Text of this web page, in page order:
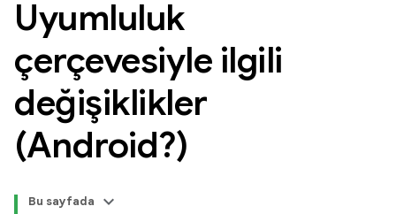
Uyumluluk
çerçevesiyle ilgili
değişiklikler
(Android?)
Bu sayfada